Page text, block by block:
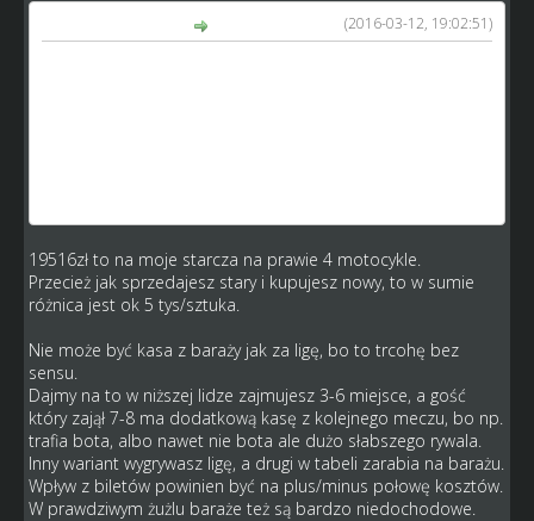
(2016-03-12, 19:02:51)
19516zł to na moje starcza na prawie 4 motocykle.
Przecież jak sprzedajesz stary i kupujesz nowy, to w sumie
różnica jest ok 5 tys/sztuka.
Nie może być kasa z baraży jak za ligę, bo to trcohę bez
sensu.
Dajmy na to w niższej lidze zajmujesz 3-6 miejsce, a gość
który zajął 7-8 ma dodatkową kasę z kolejnego meczu, bo np.
trafia bota, albo nawet nie bota ale dużo słabszego rywala.
Inny wariant wygrywasz ligę, a drugi w tabeli zarabia na barażu.
Wpływ z biletów powinien być na plus/minus połowę kosztów.
W prawdziwym żużlu baraże też są bardzo niedochodowe.